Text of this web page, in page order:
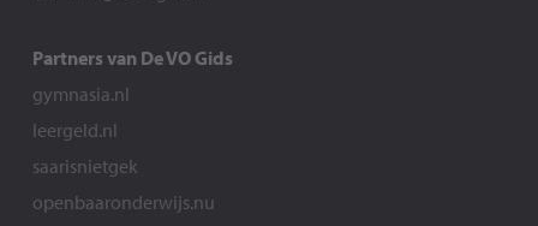
Partners van De VO Gids
gymnasia.nl
leergeld.nl
saarisnietgek
openbaaronderwijs.nu